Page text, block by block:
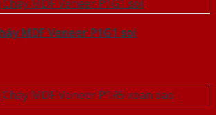
MDF Veneer P1G1 soi